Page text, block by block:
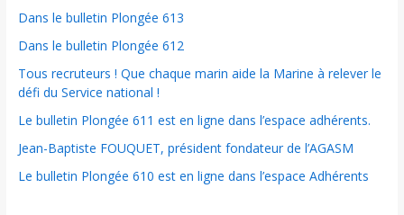
Dans le bulletin Plongée 613
Dans le bulletin Plongée 612
Tous recruteurs ! Que chaque marin aide la Marine à relever le
défi du Service national !
Le bulletin Plongée 611 est en ligne dans l’espace adhérents.
Jean-Baptiste FOUQUET, président fondateur de l’AGASM
Le bulletin Plongée 610 est en ligne dans l’espace Adhérents